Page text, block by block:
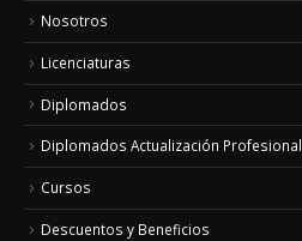
Nosotros
Licenciaturas
Diplomados
Diplomados Actualización Profesional
Cursos
Descuentos y Beneficios